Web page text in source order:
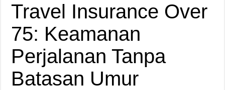
Travel Insurance Over
75: Keamanan
Perjalanan Tanpa
Batasan Umur